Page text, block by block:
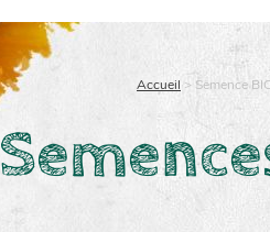
Accueil > Semence